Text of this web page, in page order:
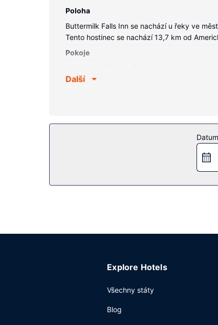
Poloha
Buttermilk Falls Inn se nachází u řeky ve
Tento hostinec se nachází 13,7 km od
Pokoje
která nabízí kabelové kanály, dobrou
Když dostanete hlad, bude vám k dispozici
navštivte bar/salonek. Ve všední dny od
Další
Explore Hotels
Všechny státy
Blog